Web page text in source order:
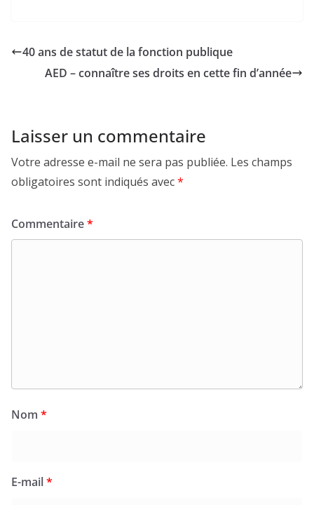
40 ans de statut de la fonction publique
AED – connaître ses droits en cette fin d’année
Laisser un commentaire
Votre adresse e-mail ne sera pas publiée. Les champs
obligatoires sont indiqués avec*
Commentaire*
Nom *
E-mail*